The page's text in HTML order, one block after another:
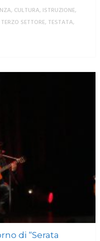
CULTURA, ISTRUZIONE,
TERZO SETTORE, TESTATA,
di “Serata